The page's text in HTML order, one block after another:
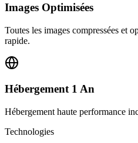
Images Optimisées
Toutes les images compressées et
rapide.
Hébergement 1 An
Hébergement haute performance
Technologies